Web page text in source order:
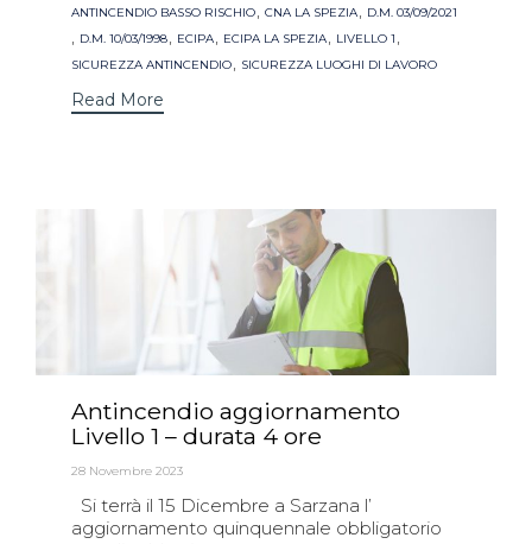
ANTINCENDIO BASSO RISCHIO, CNA LA SPEZIA, D.M. 03/09/2021
, D.M. 10/03/1998, ECIPA, ECIPA LA SPEZIA, LIVELLO 1 ,
SICUREZZA ANTINCENDIO, SICUREZZA LUOGHI DI LAVORO
Read More
Antincendio aggiornamento
Livello 1 – durata 4 ore
28 Novembre 2023
Si terrà il 15 Dicembre a Sarzana l’
aggiornamento quinquennale obbligatorio